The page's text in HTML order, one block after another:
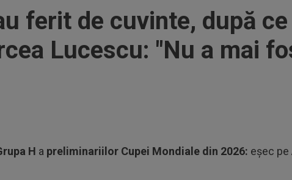
ferit de cuvinte, după
Lucescu: "Nu a mai
H a preliminariilor Cupei Mondiale din 2026: eșec pe
să